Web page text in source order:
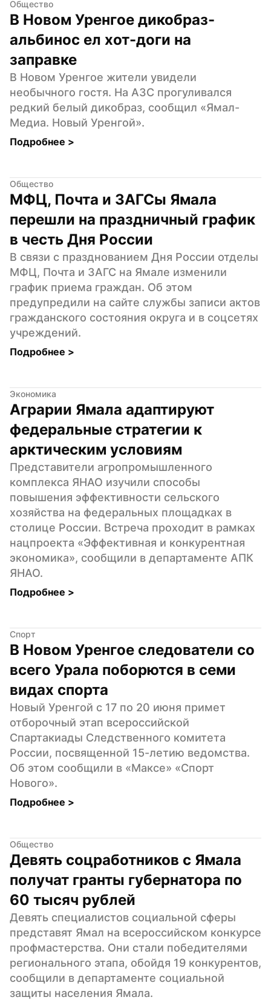
Общество
В Новом Уренгое дикобраз-
альбинос ел хот-доги на
заправке
В Новом Уренгое жители увидели
необычного гостя. На АЗС прогуливался
редкий белый дикобраз, сообщил «Ямал-
Медиа. Новый Уренгой».
Подробнее >
Общество
МФЦ, Почта и ЗАГСы Ямала
перешли на праздничный график
в честь Дня России
В связи с празднованием Дня России отделы
МФЦ, Почта и ЗАГС на Ямале изменили
график приема граждан. Об этом
предупредили на сайте службы записи актов
гражданского состояния округа и в соцсетях
учреждений.
Подробнее >
Экономика
Аграрии Ямала адаптируют
федеральные стратегии к
арктическим условиям
Представители агропромышленного
комплекса ЯНАО изучили способы
повышения эффективности сельского
хозяйства на федеральных площадках в
столице России. Встреча проходит в рамках
нацпроекта «Эффективная и конкурентная
экономика», сообщили в департаменте АПК
ЯНАО.
Подробнее >
Спорт
В Новом Уренгое следователи со
всего Урала поборются в семи
видах спорта
Новый Уренгой с 17 по 20 июня примет
отборочный этап всероссийской
Спартакиады Следственного комитета
России, посвященной 15-летию ведомства.
Об этом сообщили в «Максе» «Спорт
Нового».
Подробнее >
Общество
Девять соцработников с Ямала
получат гранты губернатора по
60 тысяч рублей
Девять специалистов социальной сферы
представят Ямал на всероссийском конкурсе
профмастерства. Они стали победителями
регионального этапа, обойдя 19 конкурентов,
сообщили в департаменте социальной
защиты населения Ямала.